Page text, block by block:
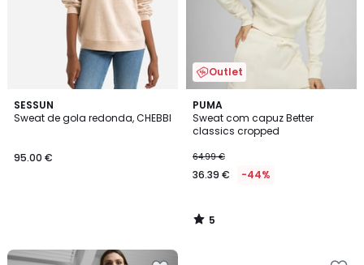
SESSUN
Sweat de gola redonda, CHEBBI
95.00 €
Outlet
PUMA
Sweat com capuz Better
classics cropped
64.99 €
36.39 € -44%
5
/
5
5
/